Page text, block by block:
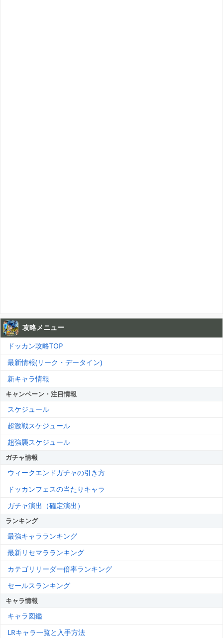
攻略メニュー
ドッカン攻略TOP
最新情報(リーク・データイン)
新キャラ情報
キャンペーン・注目情報
スケジュール
超激戦スケジュール
超強襲スケジュール
ガチャ情報
ウィークエンドガチャの引き方
ドッカンフェスの当たりキャラ
ガチャ演出（確定演出）
ランキング
最強キャラランキング
最新リセマラランキング
カテゴリリーダー倍率ランキング
セールスランキング
キャラ情報
キャラ図鑑
LRキャラ一覧と入手方法